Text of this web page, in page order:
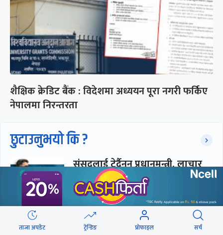
शैक्षिक क्रेडिट बैंक : विदेशमा अध्ययन पूरा नगरी फर्किए
नेपालमा निरन्तरता
छुटाउनुभयो कि ?
संसद्लाई टेर्दैनन् प्रधानमन्त्री, लाचार
छन् सभामुख
‘अस्थायी प्रकृतिको अध्यादेशले ऐनको
व्यवस्था विस्थापित गर्न सक्दैन’
ताजा अपडेट ट्रेन्डिङ प्रोफाइल सर्च